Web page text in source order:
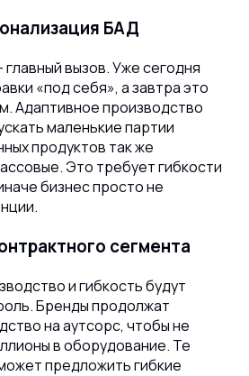
БАД
главный вызов. Уже сегодня
«под себя», а завтра это
Адаптивное производство
маленькие партии
продуктов так же
Это требует гибкости
бизнес просто не
сегмента
и гибкость будут
Бренды продолжат
на аутсорс, чтобы не
в оборудование. Те
предложить гибкие